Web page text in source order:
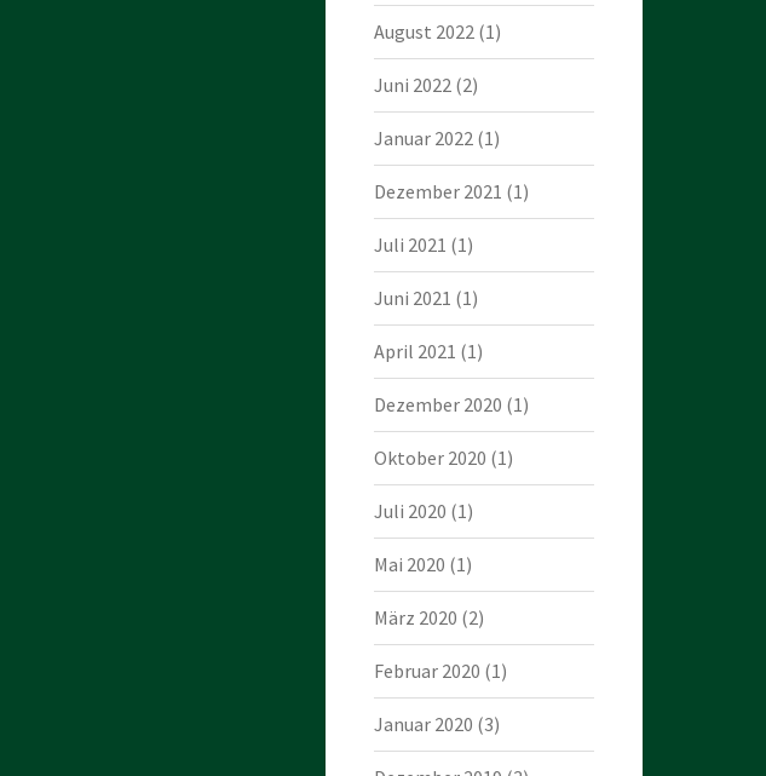
August 2022(1)
Juni 2022(2)
Januar 2022(1)
Dezember 2021 (1)
Juli 2021 (1)
Juni 2021 (1)
April 2021 (1)
Dezember 2020 (1)
Oktober 2020 (1)
Juli 2020 (1)
Mai 2020 (1)
März 2020 (2)
Februar 2020 (1)
Januar 2020 (3)